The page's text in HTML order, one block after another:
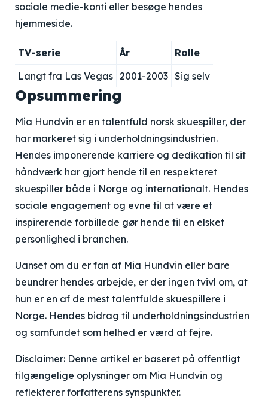
sociale medie-konti eller besøge hendes
hjemmeside.
TV-serie År
Rolle
Langt fra Las Vegas 2001-2003 Sig selv
Opsummering
Mia Hundvin er en talentfuld norsk skuespiller, der
har markeret sig i underholdningsindustrien.
Hendes imponerende karriere og dedikation til sit
håndværk har gjort hende til en respekteret
skuespiller både i Norge og internationalt. Hendes
sociale engagement og evne til at være et
inspirerende forbillede gør hende til en elsket
personlighed i branchen.
Uanset om du er fan af Mia Hundvin eller bare
beundrer hendes arbejde, er der ingen tvivl om, at
hun er en af de mest talentfulde skuespillere i
Norge. Hendes bidrag til underholdningsindustrien
og samfundet som helhed er værd at fejre.
Disclaimer: Denne artikel er baseret på offentligt
tilgængelige oplysninger om Mia Hundvin og
reflekterer forfatterens synspunkter.